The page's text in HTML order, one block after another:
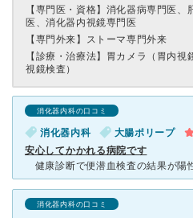
【専門医・資格】 消化器病専門医、
医、消化器内視鏡専門医
【専門外来】 ストーマ専門外来
【診療・治療法】 胃カメラ（胃内視
視鏡検査）
消化器内科の口コミ
消化器内科 大腸ポリープ
安心してかかれる病院です
消化器内科の口コミ